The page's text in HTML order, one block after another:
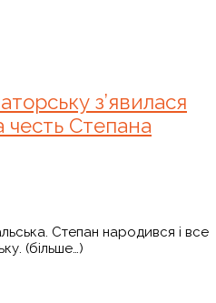
з’явилася
честь Степана
Степан народився і все
(більше…)